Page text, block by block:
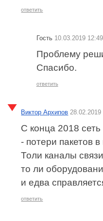
ответить
Гость 10.03.2019 12:49
Проблему
Спасибо.
ответить
Виктор Архипов 28.02.2019
С конца 2018
- потери пакетов
Толи каналы
то ли
и едва
ответить